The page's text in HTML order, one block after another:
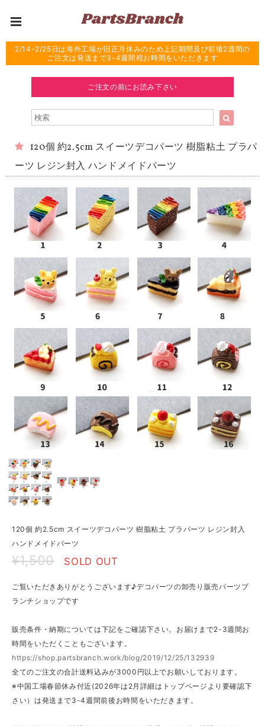
2/14-2/25日は海外工場が旧正月休みのため上記期間及び前後2週間の
ご注文は発送まで3-4週間程お時間をいただきます
ご注文の前にお読み下さい
120個 約2.5cm スイーツデコパーツ 樹脂粘土 プラパ
ーツ レジン封入 ハンドメイドパーツ
120個 約2.5cm スイーツデコパーツ 樹脂粘土 プラパーツ レジン封入
ハンドメイドパーツ
¥1,500 SOLD OUT
ご覧いただきありがとうございます♪デコパーツの卸売り販売パーツブ
ランチショップです
販売条件・納期については下記をご確認下さい。お届けまで2-3週間お
時間をいただくこともございます。
https://shop.partsbranch.work/blog/2019/12/25/132939
全てのご注文の合計送料込みが3000円以上でお願いしております。
※中国工場春節休み付近(2026年は2月詳細はトップページより要確認下
さい）は発送まで3-4週間前後お時間をいただきます。